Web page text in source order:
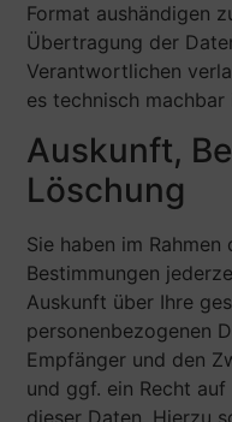
Format aushändigen
Übertragung der
Verantwortlichen
es technisch machbar
Auskunft,
Löschung
Sie haben im
Bestimmungen
Auskunft über Ihre
personenbezogenen
Empfänger und den
und ggf. ein Recht